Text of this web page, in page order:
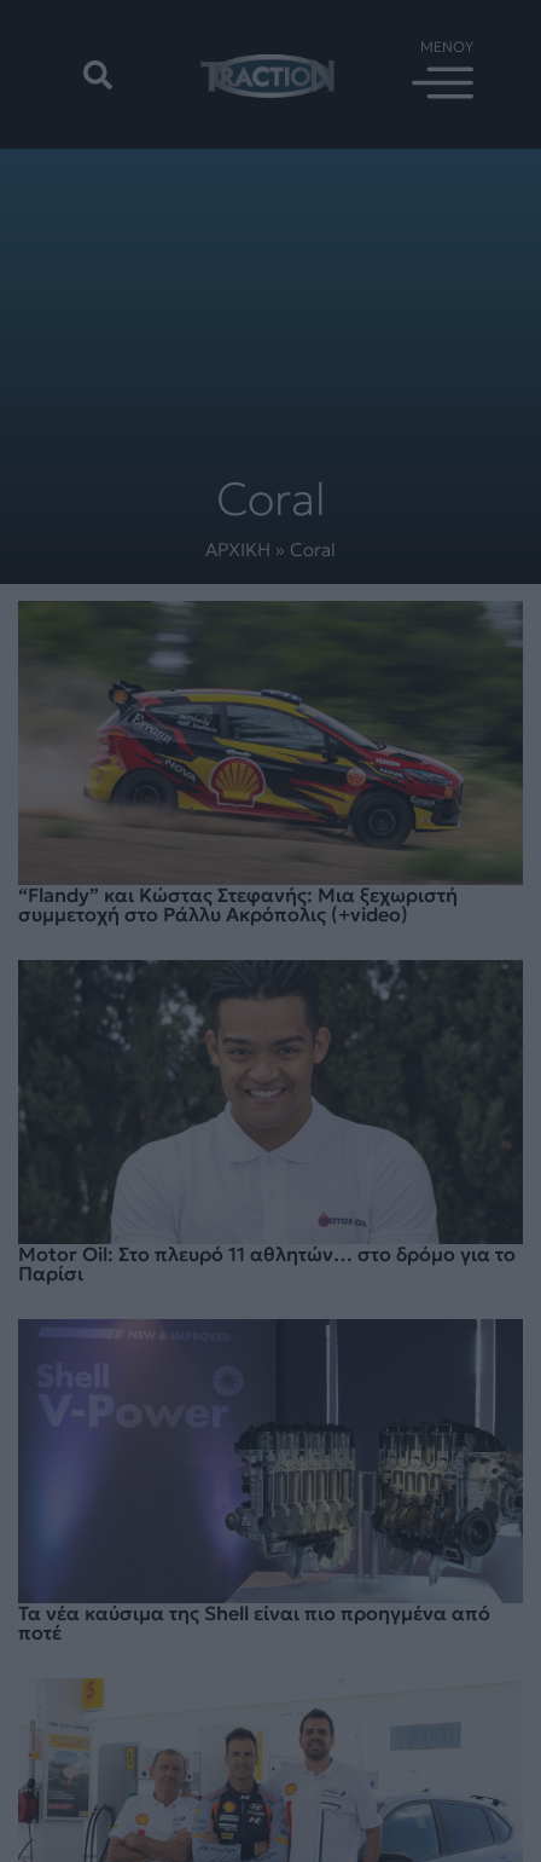
Coral
ΑΡΧΙΚΗ » Coral
“Flandy” και Κώστας Στεφανής: Μια ξεχωριστή
συμμετοχή στο Ράλλυ Ακρόπολις (+video)
Motor Oil: Στο πλευρό 11 αθλητών… στο δρόμο για το
Παρίσι
Τα νέα καύσιμα της Shell είναι πιο προηγμένα από
ποτέ